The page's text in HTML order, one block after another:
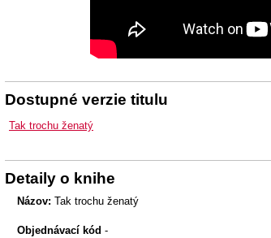
Dostupné verzie titulu
Tak trochu ženatý
Detaily o knihe
Názov: Tak trochu ženatý
Objednávací kód -